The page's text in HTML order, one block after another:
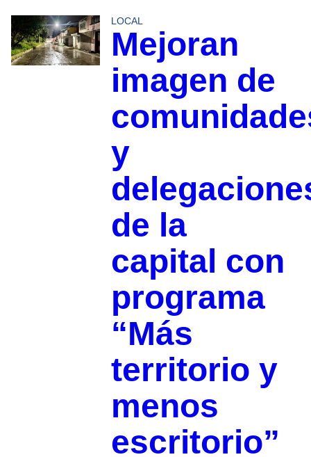
LOCAL
Mejoran
imagen de
y
de la
capital con
programa
“Más
territorio y
menos
escritorio”